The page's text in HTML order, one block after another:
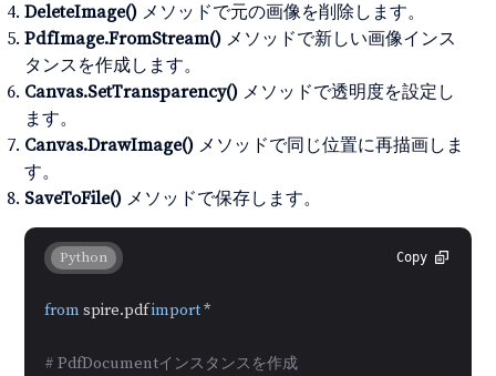
DeleteImage() メソッドで元の画像を削除します。
PdfImage.FromStream() メソッドで新しい画像インス
タンスを作成します。
Canvas.SetTransparency() メソッドで透明度を設定し
ます。
Canvas.DrawImage() メソッドで同じ位置に再描画しま
す。
SaveToFile() メソッドで保存します。
Copy
Python
from spire.pdf import *
# PdfDocumentインスタンスを作成